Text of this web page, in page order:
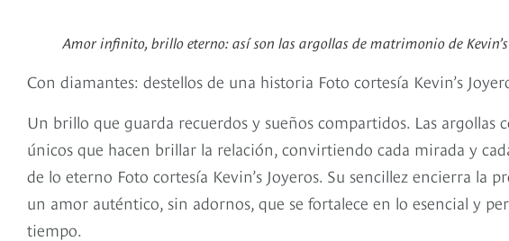
Amor infinito, brillo eterno: así son las argollas de matrimonio de Kevin’s
Con diamantes: destellos de una historia Foto cortesía Kevin’s
Un brillo que guarda recuerdos y sueños compartidos. Las
únicos que hacen brillar la relación, convirtiendo cada mirada y
de lo eterno Foto cortesía Kevin’s Joyeros. Su sencillez encierra la
un amor auténtico, sin adornos, que se fortalece en lo esencial y
tiempo.